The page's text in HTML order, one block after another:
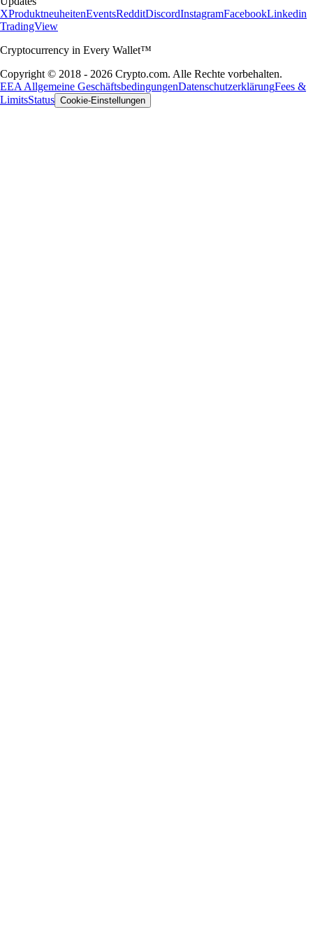
XProduktneuheitenEventsRedditDiscordInstagramFacebookLinkedin
TradingView
Cryptocurrency in Every Wallet™
Copyright © 2018 - 2026 Crypto.com. Alle Rechte vorbehalten.
EEA Allgemeine GeschäftsbedingungenDatenschutzerklärungFees &
LimitsStatus Cookie-Einstellungen